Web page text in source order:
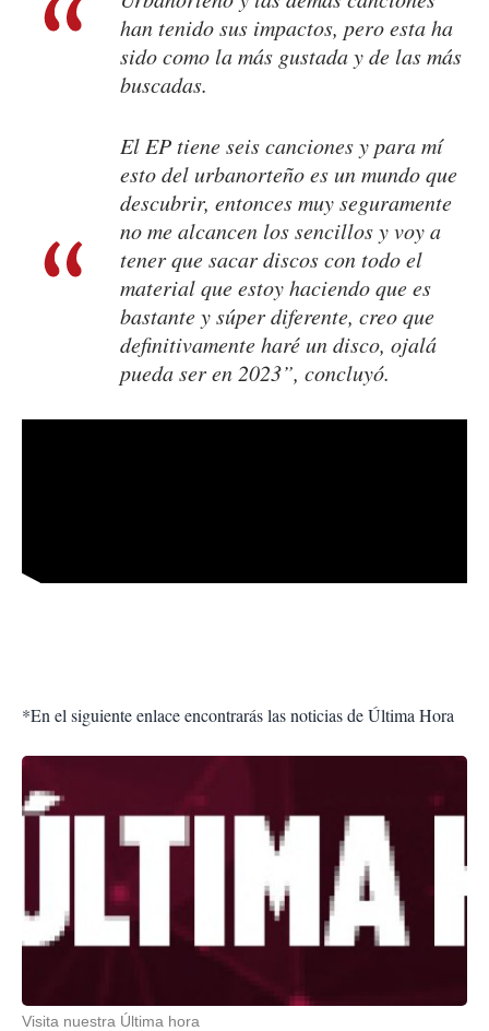
han tenido sus impactos, pero esta ha
sido como la más gustada y de las más
buscadas.
El EP tiene seis canciones y para mí
esto delurbanorteñoes un mundo que
descubrir, entonces muy seguramente
no me alcancen los sencillos y voy a
tener que sacar discos con todo el
material que estoy haciendo que es
bastante y súper diferente, creo que
definitivamente haré un disco, ojalá
pueda ser en 2023”, concluyó.
*En el siguiente enlace encontrarás las noticias de Última Hora
Visita nuestra Última hora